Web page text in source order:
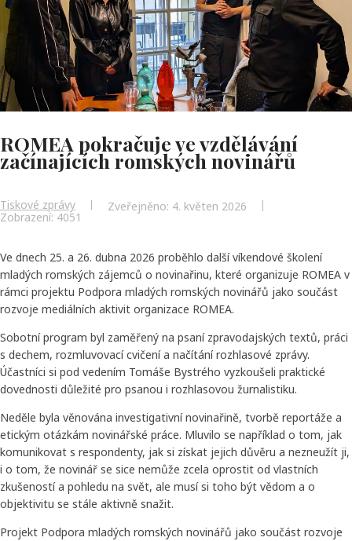
ROMEA pokračuje ve vzdělávání
začínajících romských novinářů
Tiskové zprávy Zveřejněno: 4. květen 2026
Zobrazení: 4051
Ve dnech 25. a 26. dubna 2026 proběhlo další víkendové školení
mladých romských zájemců o novinařinu, které organizuje ROMEA v
rámci projektu Podpora mladých romských novinářů jako součást
rozvoje mediálních aktivit organizace ROMEA.
Sobotní program byl zaměřený na psaní zpravodajských textů, práci
s dechem, rozmluvovací cvičení a načítání rozhlasové zprávy.
Účastníci si pod vedením Tomáše Bystrého vyzkoušeli praktické
dovednosti důležité pro psanou i rozhlasovou žurnalistiku.
Neděle byla věnována investigativní novinařině, tvorbě reportáže a
etickým otázkám novinářské práce. Mluvilo se například o tom, jak
komunikovat s respondenty, jak si získat jejich důvěru a nezneužít ji,
i o tom, že novinář se sice nemůže zcela oprostit od vlastních
zkušeností a pohledu na svět, ale musí si toho být vědom a o
objektivitu se stále aktivně snažit.
Projekt Podpora mladých romských novinářů jako součást rozvoje